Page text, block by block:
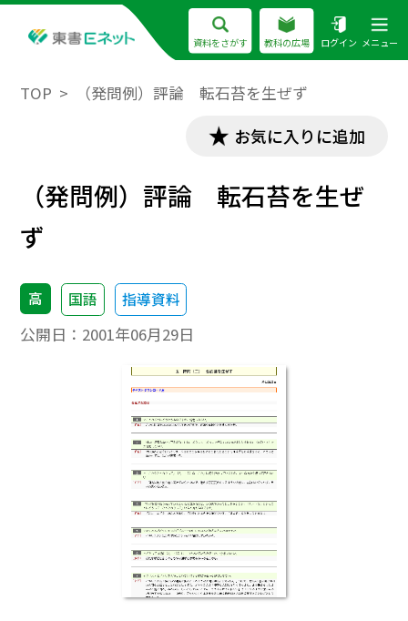
資料をさがす 教科の広場 ログイン メニュー
TOP （発問例）評論 転石苔を生ぜず
お気に入りに追加
（発問例）評論 転石苔を生ぜ
ず
高 国語 指導資料
公開日： 2001年06月29日